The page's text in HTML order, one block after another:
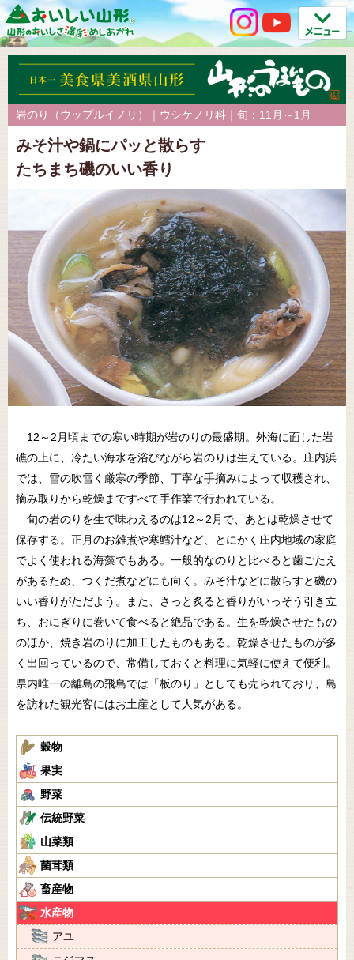
岩のり（ウップルイノリ）｜ウシケノリ科｜旬：11月～1月
みそ汁や鍋にパッと散らす
たちまち磯のいい香り
12～2月頃までの寒い時期が岩のりの最盛期。外海に面した岩
礁の上に、冷たい海水を浴びながら岩のりは生えている。庄内浜
では、雪の吹雪く厳寒の季節、丁寧な手摘みによって収穫され、
摘み取りから乾燥まですべて手作業で行われている。
旬の岩のりを生で味わえるのは12～2月で、あとは乾燥させて
保存する。正月のお雑煮や寒鱈汁など、とにかく庄内地域の家庭
でよく使われる海藻でもある。一般的なのりと比べると歯ごたえ
があるため、つくだ煮などにも向く。みそ汁などに散らすと磯の
いい香りがただよう。また、さっと炙ると香りがいっそう引き立
ち、おにぎりに巻いて食べると絶品である。生を乾燥させたもの
のほか、焼き岩のりに加工したものもある。乾燥させたものが多
く出回っているので、常備しておくと料理に気軽に使えて便利。
県内唯一の離島の飛島では「板のり」としても売られており、島
を訪れた観光客にはお土産として人気がある。
穀物
果実
野菜
伝統野菜
山菜類
菌茸類
畜産物
水産物
アユ